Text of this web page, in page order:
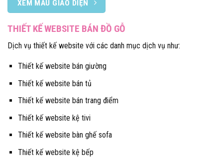
XEM MẪU GIAO DIỆN
THIẾT KẾ WEBSITE BÁN ĐỒ GỖ
Dịch vụ thiết kế website với các danh mục dịch vụ như:
Thiết kế website bán giường
Thiết kế website bán tủ
Thiết kế website bán trang điểm
Thiết kế website kệ tivi
Thiết kế website bàn ghế sofa
Thiết kế website kệ bếp